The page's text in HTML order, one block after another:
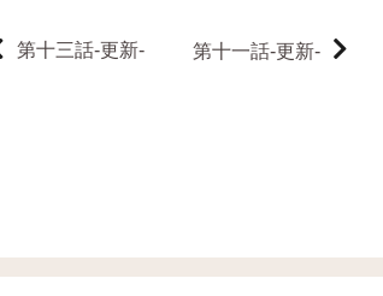
第十三話-更新- 第十一話-更新-